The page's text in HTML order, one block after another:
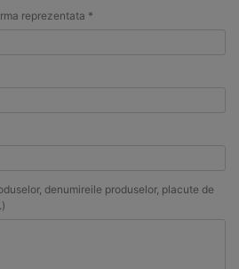
reprezentata *
denumireile produselor, placute de